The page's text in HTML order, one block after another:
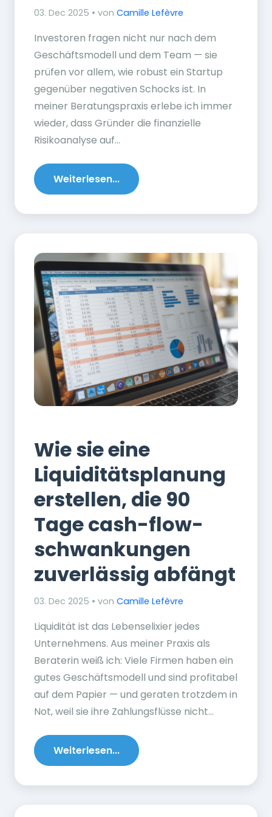
03. Dec 2025 • von Camille Lefèvre
Investoren fragen nicht nur nach dem
Geschäftsmodell und dem Team — sie
prüfen vor allem, wie robust ein Startup
gegenüber negativen Schocks ist. In
meiner Beratungspraxis erlebe ich immer
wieder, dass Gründer die finanzielle
Risikoanalyse auf...
Weiterlesen...
Wie sie eine
Liquiditätsplanung
erstellen, die 90
Tage cash-flow-
schwankungen
zuverlässig abfängt
03. Dec 2025 • von Camille Lefèvre
Liquidität ist das Lebenselixier jedes
Unternehmens. Aus meiner Praxis als
Beraterin weiß ich: Viele Firmen haben ein
gutes Geschäftsmodell und sind profitabel
auf dem Papier — und geraten trotzdem in
Not, weil sie ihre Zahlungsflüsse nicht...
Weiterlesen...